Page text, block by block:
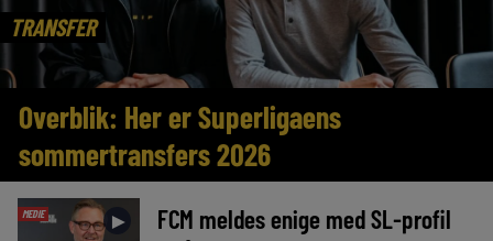
TRANSFER
Overblik: Her er Superligaens
sommertransfers 2026
MEDIE ►
FCM meldes enige med SL-profil